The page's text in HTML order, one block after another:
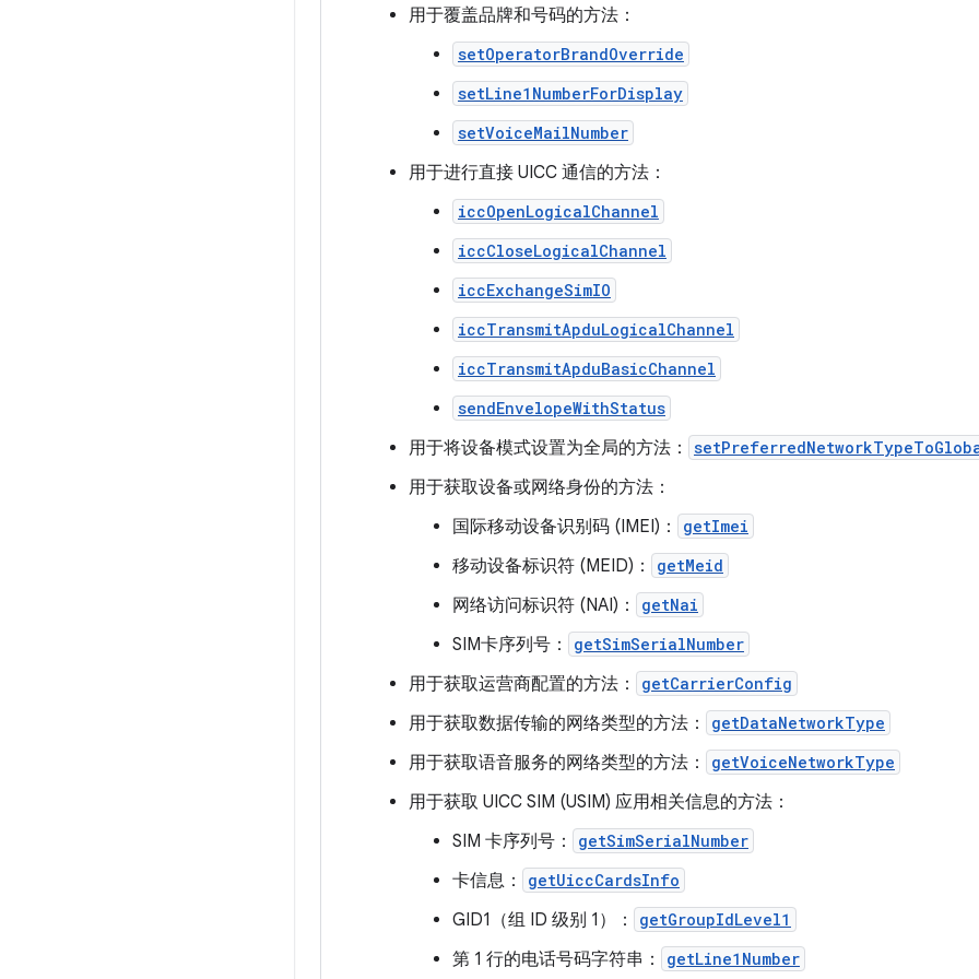
用于覆盖品牌和号码的方法：
setOperatorBrandOverride
setLine1NumberForDisplay
setVoiceMailNumber
用于进行直接 UICC 通信的方法：
iccOpenLogicalChannel
iccCloseLogicalChannel
iccExchangeSimIO
iccTransmitApduLogicalChannel
iccTransmitApduBasicChannel
sendEnvelopeWithStatus
用于将设备模式设置为全局的方法：
用于获取设备或网络身份的方法：
国际移动设备识别码 (IMEI)：
getImei
移动设备标识符 (MEID)： getMeid
网络访问标识符 (NAI)： getNai
SIM卡序列号： getSimSerialNumber
用于获取运营商配置的方法： getCarrierConfig
用于获取数据传输的网络类型的方法： getDataNetworkType
用于获取语音服务的网络类型的方法： getVoiceNetworkType
用于获取 UICC SIM (USIM) 应用相关信息的方法：
SIM 卡序列号：
getSimSerialNumber
卡信息： getUiccCardsInfo
GID1（组 ID 级别 1）： getGroupIdLevel1
第 1 行的电话号码字符串： getLine1Number